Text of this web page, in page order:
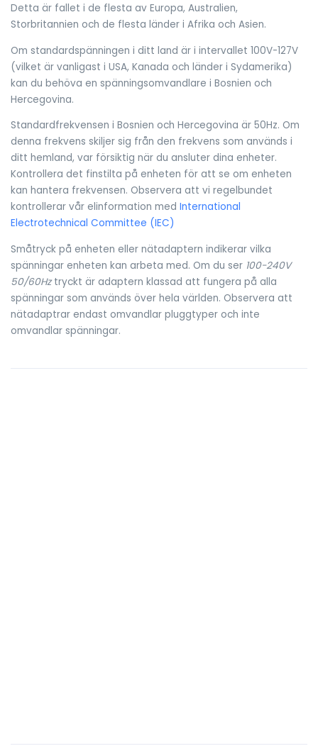
Detta är fallet i de flesta av Europa, Australien,
Storbritannien och de flesta länder i Afrika och Asien.
Om standardspänningen i ditt land är i intervallet 100V-127V
(vilket är vanligast i USA, Kanada och länder i Sydamerika)
kan du behöva en spänningsomvandlare i Bosnien och
Hercegovina.
Standardfrekvensen i Bosnien och Hercegovina är 50Hz. Om
denna frekvens skiljer sig från den frekvens som används i
ditt hemland, var försiktig när du ansluter dina enheter.
Kontrollera det finstilta på enheten för att se om enheten
kan hantera frekvensen. Observera att vi regelbundet
kontrollerar vår elinformation med International
Electrotechnical Committee (IEC)
Småtryck på enheten eller nätadaptern indikerar vilka
spänningar enheten kan arbeta med. Om du ser 100-240V
50/60Hztryckt är adaptern klassad att fungera på alla
spänningar som används över hela världen. Observera att
nätadaptrar endast omvandlar pluggtyper och inte
omvandlar spänningar.